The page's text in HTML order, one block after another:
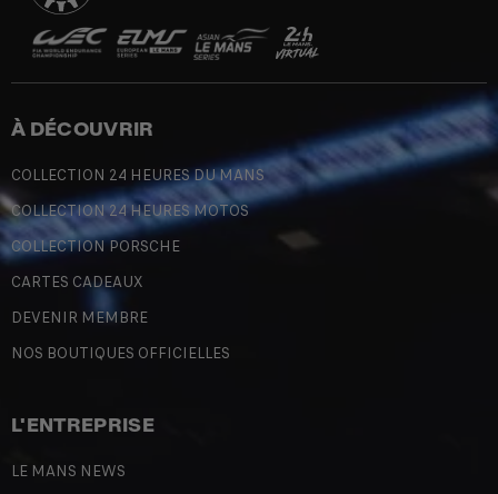
À DÉCOUVRIR
COLLECTION 24 HEURES DU MANS
COLLECTION 24 HEURES MOTOS
COLLECTION PORSCHE
CARTES CADEAUX
DEVENIR MEMBRE
NOS BOUTIQUES OFFICIELLES
L'ENTREPRISE
LE MANS NEWS